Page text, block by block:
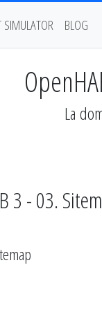
SIMULATOR BLOG
La
3 - 03.